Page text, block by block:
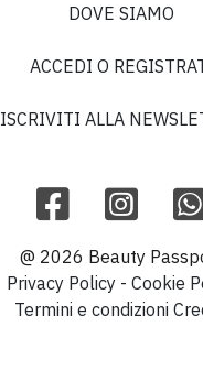
DOVE SIAMO
ACCEDI O
ISCRIVITI ALLA
@ 2026 Beauty
Privacy Policy - Cookie
Termini e condizioni